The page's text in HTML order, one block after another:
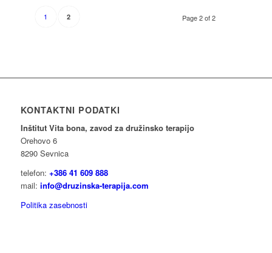
Page 2 of 2
1 2
KONTAKTNI PODATKI
Inštitut Vita bona, zavod za družinsko terapijo
Orehovo 6
8290 Sevnica
telefon: +386 41 609 888
mail: info@druzinska-terapija.com
Politika zasebnosti